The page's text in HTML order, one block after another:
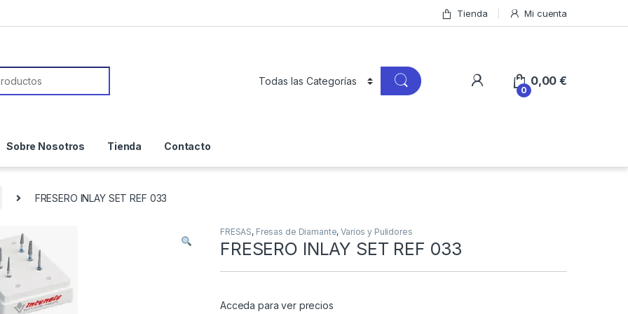
Tienda Mi cuenta
0
0,00€
Sobre Nosotros Tienda Contacto
FRESERO INLAY SET REF 033
FRESAS, Fresas de Diamante,Varios y Pulidores
FRESERO INLAY SET REF 033
Acceda para ver precios